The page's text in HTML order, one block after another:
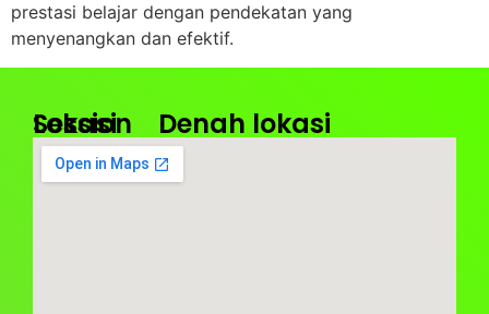
prestasi belajar dengan pendekatan yang
menyenangkan dan efektif.
Lokasi
Kantor
Pusat
Session
Jam
Operasional
Denah lokasi